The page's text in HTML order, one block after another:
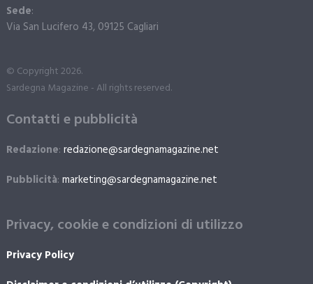
Sede:
Via San Lucifero 43, 09125 Cagliari
© Copyright 2026.
Sardegna Magazine - All rights reserved.
Contatti e pubblicità
Redazione: redazione@sardegnamagazine.net
Pubblicità: marketing@sardegnamagazine.net
Privacy, cookie e condizioni di utilizzo
Privacy Policy